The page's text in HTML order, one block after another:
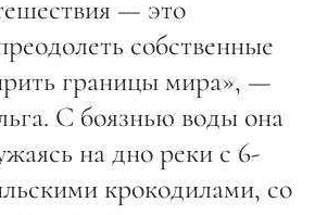
— это
собственные
границы мира», —
С боязнью воды она
на дно реки с 6-
крокодилами, со